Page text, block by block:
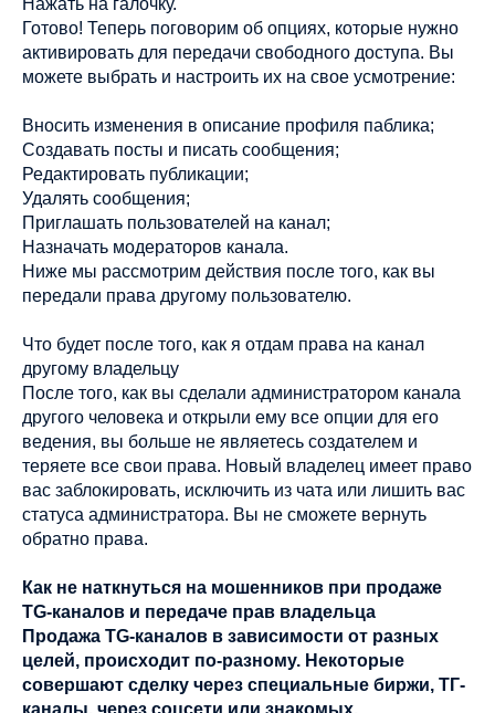
Нажать на галочку.
Готово! Теперь поговорим об опциях, которые нужно
активировать для передачи свободного доступа. Вы
можете выбрать и настроить их на свое усмотрение:
Вносить изменения в описание профиля паблика;
Создавать посты и писать сообщения;
Редактировать публикации;
Удалять сообщения;
Приглашать пользователей на канал;
Назначать модераторов канала.
Ниже мы рассмотрим действия после того, как вы
передали права другому пользователю.
Что будет после того, как я отдам права на канал
другому владельцу
После того, как вы сделали администратором канала
другого человека и открыли ему все опции для его
ведения, вы больше не являетесь создателем и
теряете все свои права. Новый владелец имеет право
вас заблокировать, исключить из чата или лишить вас
статуса администратора. Вы не сможете вернуть
обратно права.
Как не наткнуться на мошенников при продаже
TG-каналов и передаче прав владельца
Продажа TG-каналов в зависимости от разных
целей, происходит по-разному. Некоторые
совершают сделку через специальные биржи, ТГ-
каналы, через соцсети или знакомых.